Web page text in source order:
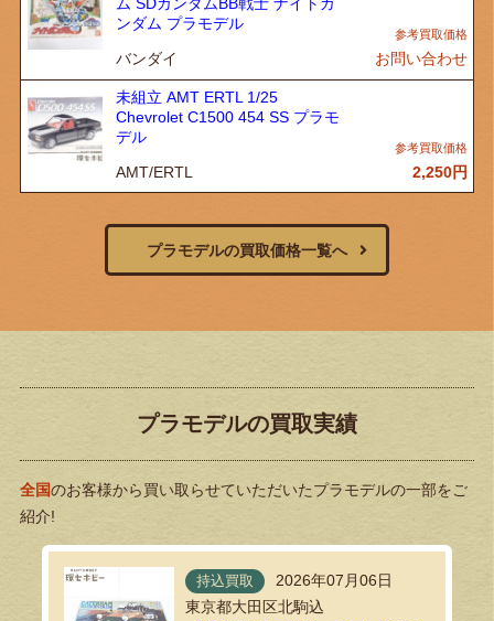
ム SDガンダムBB戦士 ナイトガ
ンダム プラモデル
バンダイ お問い合わせ
未組立 AMT ERTL 1/25
Chevrolet C1500 454 SS プラモ
デル
AMT/ERTL 2,250円
プラモデルの買取価格一覧へ
プラモデルの買取実績
全国のお客様から買い取らせていただいたプラモデルの一部をご
紹介!
持込買取
2026年07月06日
東京都大田区北駒込